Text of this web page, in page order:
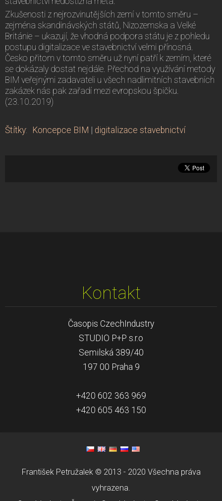
Zkušenosti z nejrozvinutějších zemí v tomto směru –
zejména skandinávských států, Nizozemska a Velké
Británie – ukazují, že vhodná podpora státu je z pohledu
postupu digitalizace ve stavebnictví velmi přínosná.
Česko přitom v tomto směru už nyní patří k zemím, které
se dokázaly dostat nejdále. Přechod na využívání metody
BIM veřejnými zadavateli u všech nadlimitních stavebních
zakázek nás pak zařadí mezi evropskou špičku.
(23.10.2019)
Štítky: Koncepce BIM | digitalizace stavebnictví
Kontakt
Časopis CzechIndustry
STUDIO P+P s.r.o
Semilská 389/40
197 00 Praha 9
+420 602 363 969
+420 605 463 150
František Petružalek © 2013 - 2020 Všechna práva
vyhrazena.